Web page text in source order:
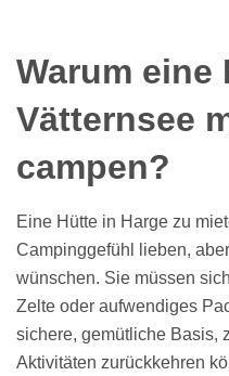
Warum eine
Vätternsee
campen?
Eine Hütte in Harge zu
Campinggefühl lieben,
wünschen. Sie müssen
Zelte oder aufwendiges
sichere, gemütliche Basis,
Aktivitäten zurückkehren